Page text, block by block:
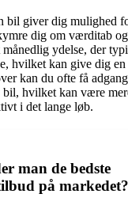
bil giver dig mulighed
dig om værditab
ydelse, der
hvilket kan give dig
kan du ofte få
hvilket kan være
i det lange løb.
man de bedste
på markedet?